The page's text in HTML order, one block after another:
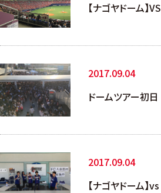
【ナゴヤドーム】
2017.09.04
ドームツアー初
2017.09.04
【ナゴヤドーム】